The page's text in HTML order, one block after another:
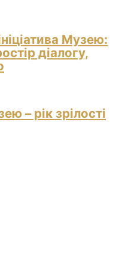
Музею:
діалогу,
– рік зрілості